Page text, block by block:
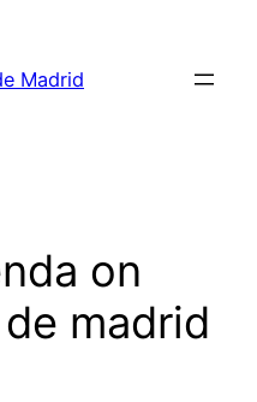
Madrid
on
madrid